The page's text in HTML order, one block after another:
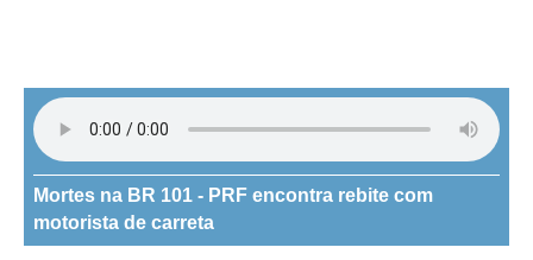
Mortes na BR 101 - PRF encontra rebite com
motorista de carreta